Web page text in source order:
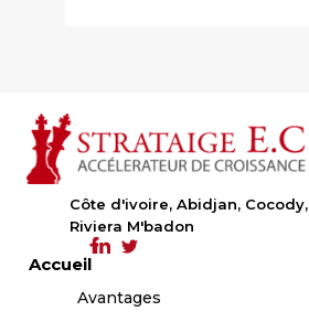
Côte d'ivoire, Abidjan, Cocody,
Riviera M'badon
Accueil
Avantages